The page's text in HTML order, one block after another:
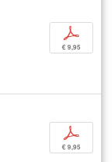
p
€ 9,95
p
€ 9,95